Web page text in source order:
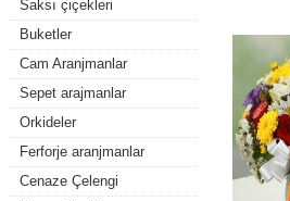
Saksı çiçekleri
Buketler
Cam Aranjmanlar
Sepet arajmanlar
Orkideler
Ferforje aranjmanlar
Cenaze Çelengi